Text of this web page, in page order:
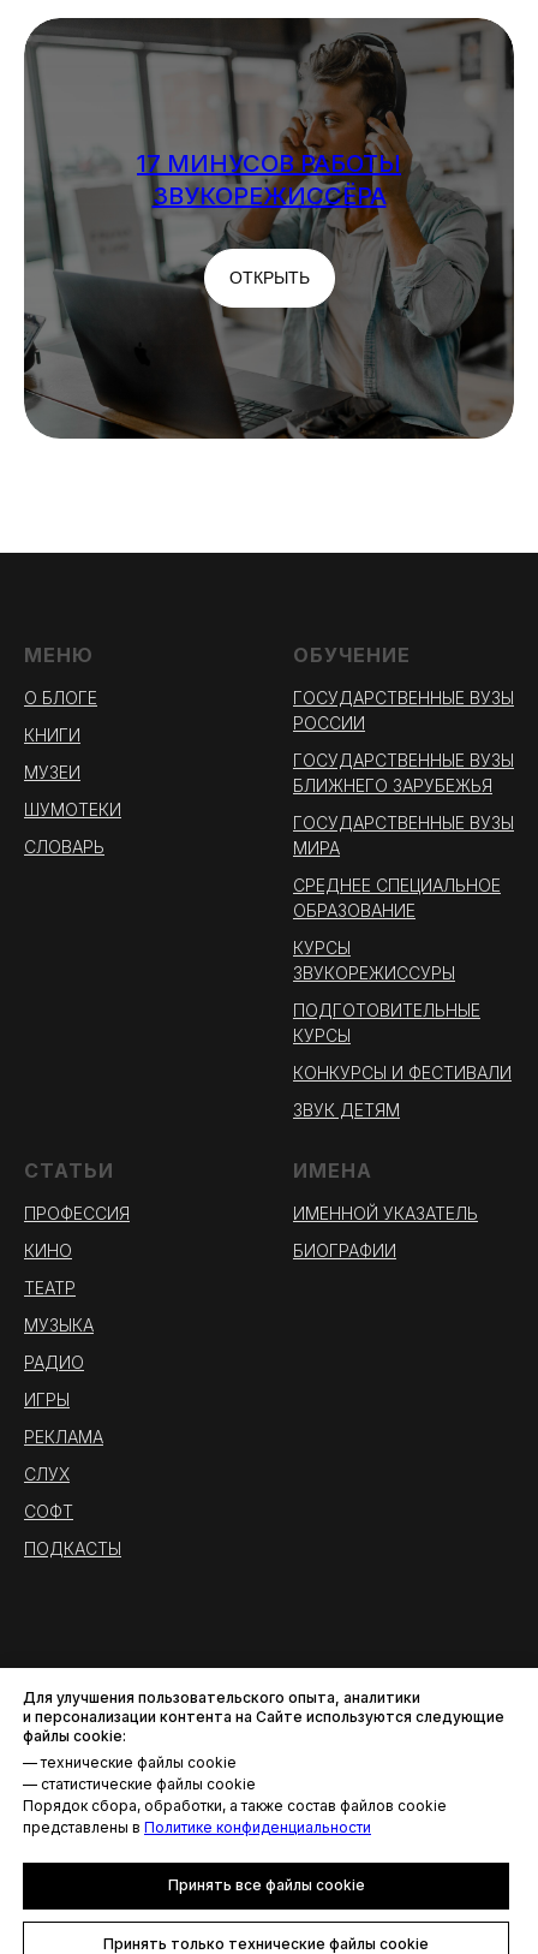
17 МИНУСОВ РАБОТЫ
ЗВУКОРЕЖИССЁРА
ОТКРЫТЬ
Для улучшения пользовательского опыта, аналитики
и персонализации контента на Сайте используются следующие
файлы cookie:
— технические файлы cookie
— статистические файлы cookie
Порядок сбора, обработки, а также состав файлов cookie
представлены в Политике конфиденциальности
Принять все файлы cookie
Принять только технические файлы cookie
МЕНЮ
О БЛОГЕ
КНИГИ
МУЗЕИ
ШУМОТЕКИ
СЛОВАРЬ
ОБУЧЕНИЕ
ГОСУДАРСТВЕННЫЕ ВУЗЫ
РОССИИ
ГОСУДАРСТВЕННЫЕ ВУЗЫ
БЛИЖНЕГО ЗАРУБЕЖЬЯ
ГОСУДАРСТВЕННЫЕ ВУЗЫ
МИРА
СРЕДНЕЕ СПЕЦИАЛЬНОЕ
ОБРАЗОВАНИЕ
КУРСЫ
ЗВУКОРЕЖИССУРЫ
ПОДГОТОВИТЕЛЬНЫЕ
КУРСЫ
КОНКУРСЫ И ФЕСТИВАЛИ
ЗВУК ДЕТЯМ
СТАТЬИ
ПРОФЕССИЯ
КИНО
ТЕАТР
МУЗЫКА
РАДИО
ИГРЫ
РЕКЛАМА
СЛУХ
СОФТ
ПОДКАСТЫ
ИМЕНА
ИМЕННОЙ УКАЗАТЕЛЬ
БИОГРАФИИ
Политика конфиденциальности
© AROUND THE SOUND. Все права защищены.